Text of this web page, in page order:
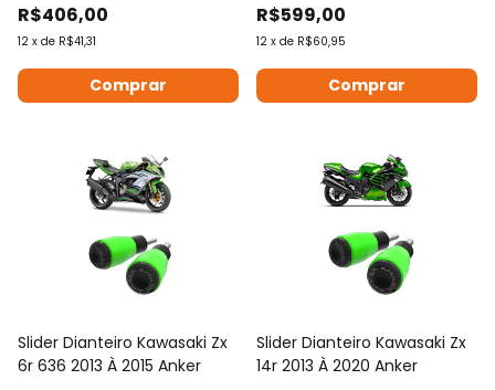
R$406,00
12 x de R$41,31
Comprar
R$599,00
12 x de R$60,95
Comprar
Slider Dianteiro Kawasaki Zx
6r 636 2013 À 2015 Anker
Slider Dianteiro Kawasaki Zx
14r 2013 À 2020 Anker